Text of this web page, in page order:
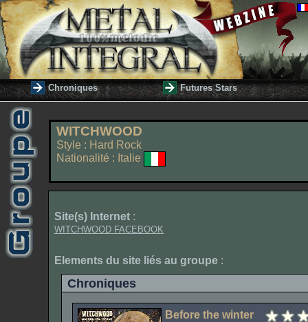
Chroniques Futures Stars
WITCHWOOD
Style : Hard Rock
Nationalité : Italie
Site(s) Internet :
WITCHWOOD FACEBOOK
Elements du site liés au groupe :
Chroniques
Before the winter